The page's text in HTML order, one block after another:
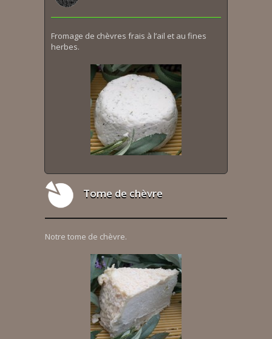
Fromage de chèvres frais à l’ail et au fines
herbes.
Tome de chèvre
Notre tome de chèvre.